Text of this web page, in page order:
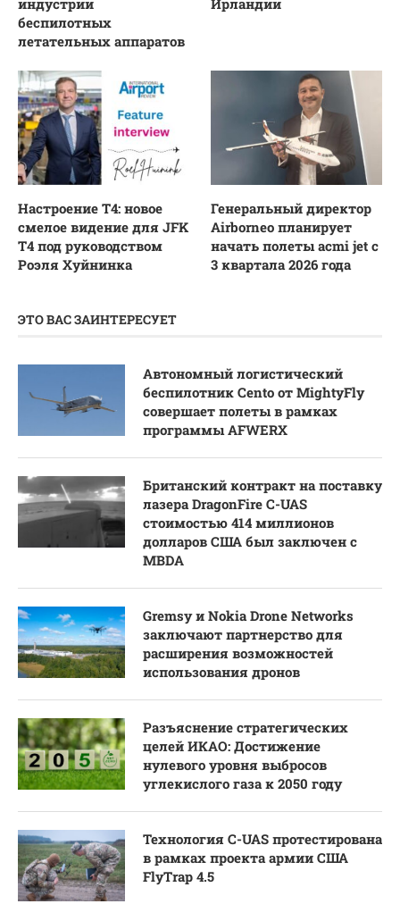
беспилотных
летательных аппаратов
Настроение T4: новое
смелое видение для JFK
T4 под руководством
Роэля Хуйнинка
Генеральный директор
Airborneo планирует
начать полеты acmi jet с
3 квартала 2026 года
ЭТО ВАС ЗАИНТЕРЕСУЕТ
Автономный логистический
беспилотник Cento от MightyFly
совершает полеты в рамках
программы AFWERX
Британский контракт на поставку
лазера DragonFire C-UAS
стоимостью 414 миллионов
долларов США был заключен с
MBDA
Gremsy и Nokia Drone Networks
заключают партнерство для
расширения возможностей
использования дронов
Разъяснение стратегических
целей ИКАО: Достижение
нулевого уровня выбросов
углекислого газа к 2050 году
Технология C-UAS протестирована
в рамках проекта армии США
FlyTrap 4.5